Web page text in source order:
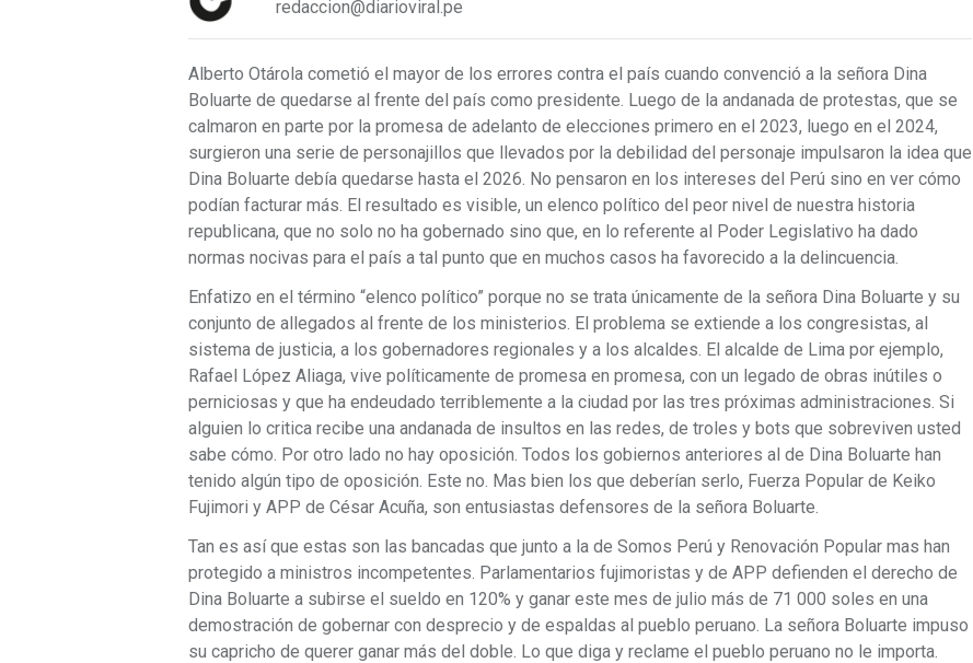
redaccion@diarioviral.pe
Alberto Otárola cometió el mayor de los errores contra el país cuando convenció a la señora Dina
Boluarte de quedarse al frente del país como presidente. Luego de la andanada de protestas, que se
calmaron en parte por la promesa de adelanto de elecciones primero en el 2023, luego en el 2024,
surgieron una serie de personajillos que llevados por la debilidad del personaje impulsaron la idea que
Dina Boluarte debía quedarse hasta el 2026. No pensaron en los intereses del Perú sino en ver cómo
podían facturar más. El resultado es visible, un elenco político del peor nivel de nuestra historia
republicana, que no solo no ha gobernado sino que, en lo referente al Poder Legislativo ha dado
normas nocivas para el país a tal punto que en muchos casos ha favorecido a la delincuencia.
Enfatizo en el término “elenco político” porque no se trata únicamente de la señora Dina Boluarte y su
conjunto de allegados al frente de los ministerios. El problema se extiende a los congresistas, al
sistema de justicia, a los gobernadores regionales y a los alcaldes. El alcalde de Lima por ejemplo,
Rafael López Aliaga, vive políticamente de promesa en promesa, con un legado de obras inútiles o
perniciosas y que ha endeudado terriblemente a la ciudad por las tres próximas administraciones. Si
alguien lo critica recibe una andanada de insultos en las redes, de troles y bots que sobreviven usted
sabe cómo. Por otro lado no hay oposición. Todos los gobiernos anteriores al de Dina Boluarte han
tenido algún tipo de oposición. Este no. Mas bien los que deberían serlo, Fuerza Popular de Keiko
Fujimori y APP de César Acuña, son entusiastas defensores de la señora Boluarte.
Tan es así que estas son las bancadas que junto a la de Somos Perú y Renovación Popular mas han
protegido a ministros incompetentes. Parlamentarios fujimoristas y de APP defienden el derecho de
Dina Boluarte a subirse el sueldo en 120% y ganar este mes de julio más de 71 000 soles en una
demostración de gobernar con desprecio y de espaldas al pueblo peruano. La señora Boluarte impuso
su capricho de querer ganar más del doble. Lo que diga y reclame el pueblo peruano no le importa.